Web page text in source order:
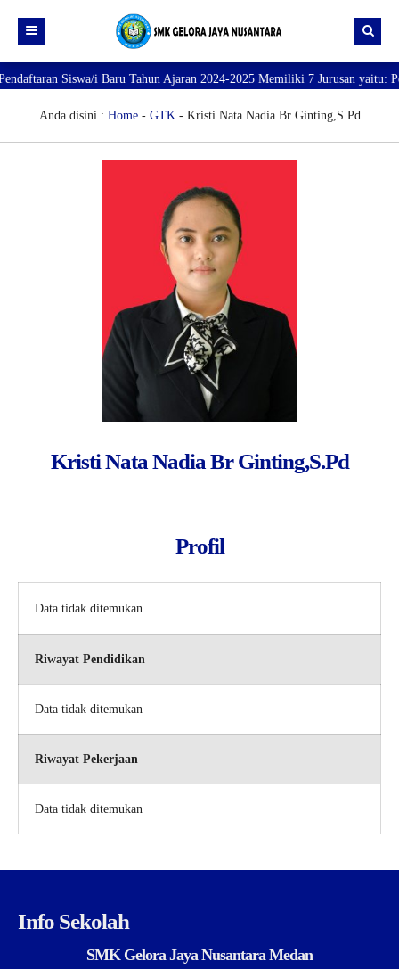
Beranda
Profil
PROFILE SEKOLAH
SARANA PRASARANA
Direktori
Siswa/i Baru Tahun Ajaran 2024-2025 Memiliki 7 Jurusan yaitu:
Anda disini : Home- GTK- Kristi Nata Nadia Br Ginting,S.Pd
Kristi Nata Nadia Br Ginting,S.Pd
Profil
Data tidak ditemukan
Riwayat Pendidikan
Data tidak ditemukan
Riwayat Pekerjaan
Data tidak ditemukan
Info Sekolah
SMK Gelora Jaya Nusantara Medan